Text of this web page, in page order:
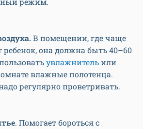
В помещении, где чаще
ребенок, она должна быть 40–60
увлажнительили
влажные полотенца.
регулярно проветривать.
. Помогает бороться с